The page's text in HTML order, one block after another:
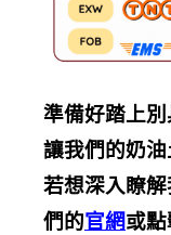
準備好踏上
讓我們的奶油
若想深入瞭
們的官網或點